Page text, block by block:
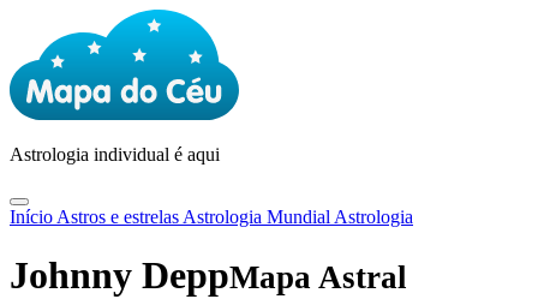
Astrologia individual é aqui
Início Astros e estrelas Astrologia Mundial Astrologia
Johnny DeppMapa Astral